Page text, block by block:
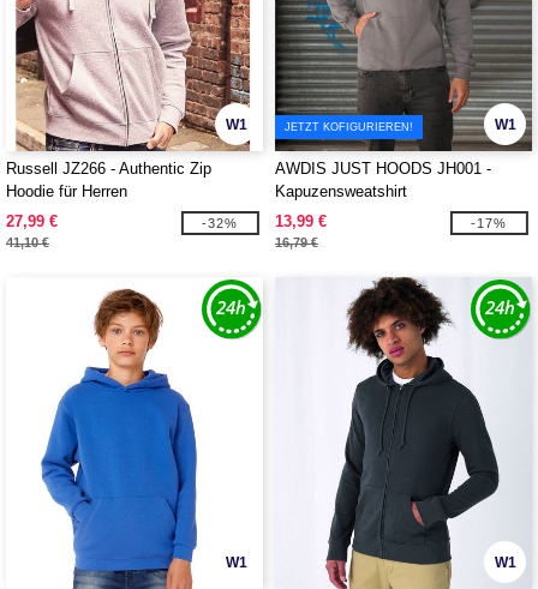
W1
Russell JZ266 - Authentic Zip
Hoodie für Herren
27,99 €
41,10 €
-32%
W1
JETZT KOFIGURIEREN!
AWDIS JUST HOODS JH001 -
Kapuzensweatshirt
13,99 €
16,79 €
-17%
W1 W1